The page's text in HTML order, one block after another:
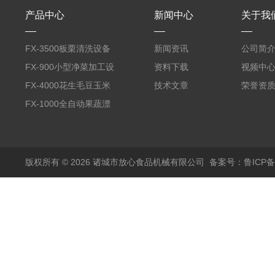
产品中心
FX-3500板栗清洗设备
全自动气泡清洗机
FX-900小型净菜加工设
备野菜清洗机
FX-4000花生毛豆玉米
蒸煮漂烫机
FX-1000全自动果蔬漂
新闻中心
新闻资讯
资料下载
技术文章
关于我
公司简介
视频中心
荣誉资质
版权所有 © 2026 诸城市放心食品机械有限公司 备案号：鲁ICP